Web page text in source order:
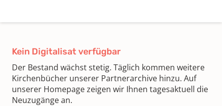
Kein Digitalisat verfügbar
Der Bestand wächst stetig. Täglich kommen weitere
Kirchenbücher unserer Partnerarchive hinzu. Auf
unserer Homepage zeigen wir Ihnen tagesaktuell die
Neuzugänge an.